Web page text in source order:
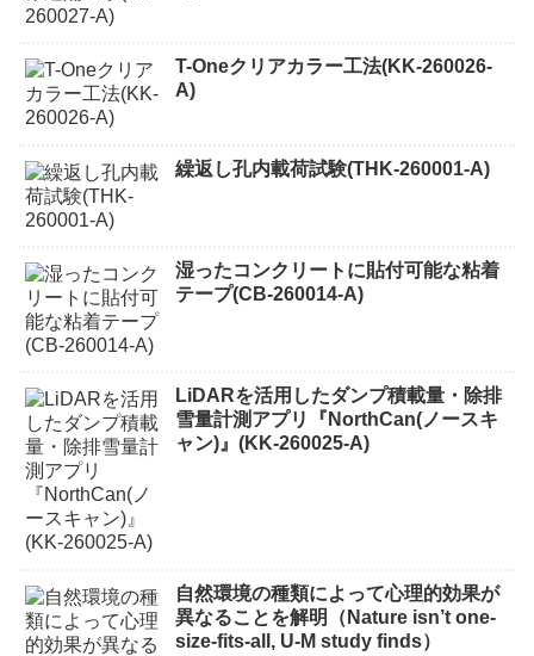
T-Oneクリアカラー工法(KK-260026-
A)
繰返し孔内載荷試験(THK-260001-A)
湿ったコンクリートに貼付可能な粘着
テープ(CB-260014-A)
LiDARを活用したダンプ積載量・除排
雪量計測アプリ『NorthCan(ノースキ
ャン)』(KK-260025-A)
自然環境の種類によって心理的効果が
異なることを解明（Nature isn’t one-
size-fits-all, U-M study finds）